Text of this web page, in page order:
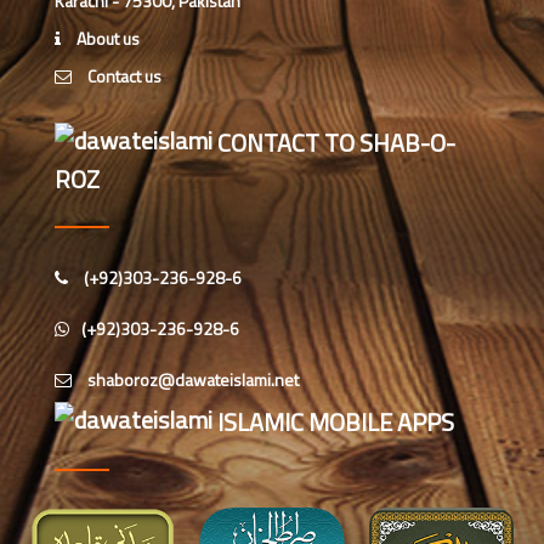
حیدرآباد میں شعبہ معاونت برائے
اسلامی بہنیں کا مدنی مشورہ
شعبہ معاونت برائے اسلامی بہنیں کا
مدنی مشورہ، دینی کاموں کے فروغ کے
لیے اہداف
About us
Contact us
CONTACT TO SHAB-O-
ROZ
(+92)303-236-928-6
(+92)303-236-928-6
ISLAMIC MOBILE APPS